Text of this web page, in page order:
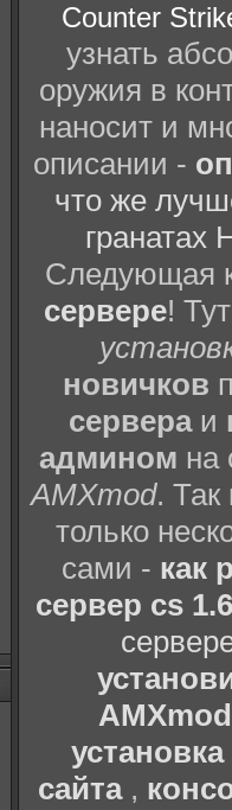
Counter
узнать
оружия в
наносит и
описании -
что же
гранатах
Следующая
сервере!
новичков
сервераи
админом на
AMXmod. Так
только
сами - как
сервер cs
AMXmod
сайта,